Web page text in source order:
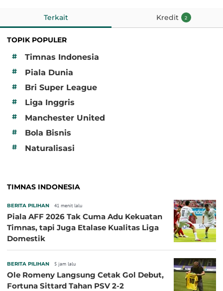
Terkait Kredit 2
TOPIK POPULER
#
Timnas Indonesia
# Piala Dunia
# Bri Super League
# Liga Inggris
# Manchester United
# Bola Bisnis
# Naturalisasi
TIMNAS INDONESIA
BERITA PILIHAN 41 menit lalu
Piala AFF 2026 Tak Cuma Adu Kekuatan
Timnas, tapi Juga Etalase Kualitas Liga
Domestik
BERITA PILIHAN 5 jam lalu
Ole Romeny Langsung Cetak Gol Debut,
Fortuna Sittard Tahan PSV 2-2